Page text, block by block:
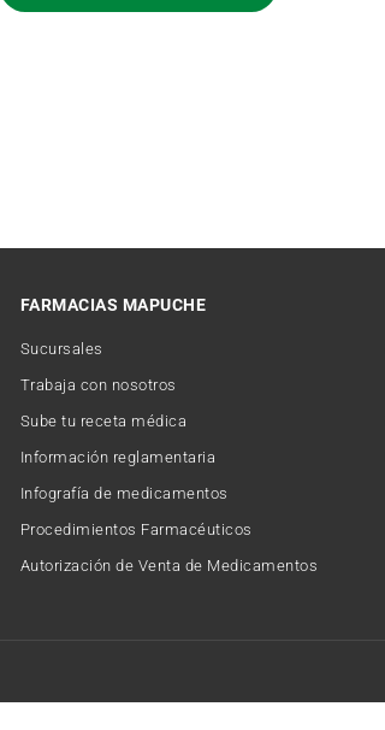
FARMACIAS MAPUCHE
Sucursales
Trabaja con nosotros
Sube tu receta médica
Información reglamentaria
Infografía de medicamentos
Procedimientos Farmacéuticos
Autorización de Venta de Medicamentos